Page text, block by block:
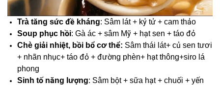
Trà tăng sức đề kháng: Sâm lát + kỷ tử + cam thảo
Soup phục hồi: Gà ác + sâm Mỹ + hạt sen + táo đỏ
Chè giải nhiệt, bồi bổ cơ thể: Sâm thái lát+ củ sen tươi
+ nhãn nhục+ táo đỏ + đường phèn+ hạt thông+siro lá
phong
Sinh tố năng lượng: Sâm bột + sữa hạt + chuối + yến